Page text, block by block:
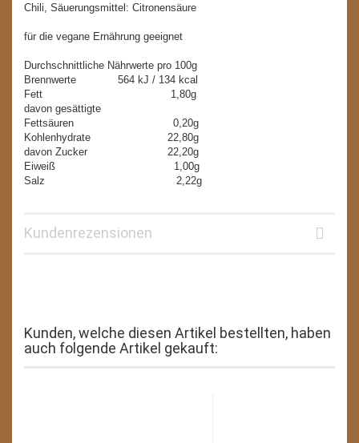
Chili, Säuerungsmittel: Citronensäure
für die vegane Ernährung geeignet
Durchschnittliche Nährwerte pro 100g
Brennwerte 564 kJ / 134 kcal
Fett 1,80g
davon gesättigte
Fettsäuren 0,20g
Kohlenhydrate 22,80g
davon Zucker 22,20g
Eiweiß 1,00g
Salz 2,22g
Kundenrezensionen
Kunden, welche diesen Artikel bestellten, haben
auch folgende Artikel gekauft: